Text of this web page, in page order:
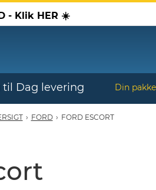
- Klik HER ☀️
til Dag levering Din
› FORD › FORD ESCORT